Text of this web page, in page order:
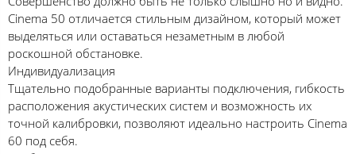
Cinema 50 отличается стильным дизайном, который может
выделяться или оставаться незаметным в любой
роскошной обстановке.
Индивидуализация
Тщательно подобранные варианты подключения, гибкость
расположения акустических систем и возможность их
точной калибровки, позволяют идеально настроить Cinema
60 под себя.